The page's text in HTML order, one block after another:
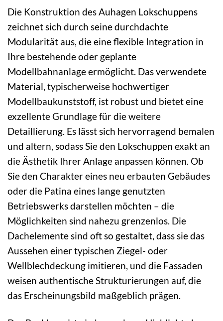
Die Konstruktion des Auhagen Lokschuppens
zeichnet sich durch seine durchdachte
Modularität aus, die eine flexible Integration in
Ihre bestehende oder geplante
Modellbahnanlage ermöglicht. Das verwendete
Material, typischerweise hochwertiger
Modellbaukunststoff, ist robust und bietet eine
exzellente Grundlage für die weitere
Detaillierung. Es lässt sich hervorragend bemalen
und altern, sodass Sie den Lokschuppen exakt an
die Ästhetik Ihrer Anlage anpassen können. Ob
Sie den Charakter eines neu erbauten Gebäudes
oder die Patina eines lange genutzten
Betriebswerks darstellen möchten – die
Möglichkeiten sind nahezu grenzenlos. Die
Dachelemente sind oft so gestaltet, dass sie das
Aussehen einer typischen Ziegel- oder
Wellblechdeckung imitieren, und die Fassaden
weisen authentische Strukturierungen auf, die
das Erscheinungsbild maßgeblich prägen.